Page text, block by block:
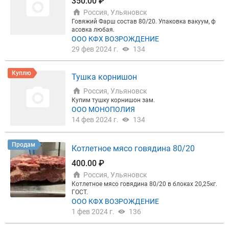
Россия, Ульяновск
Говяжий Фарш состав 80/20. Упаковка вакуум, ф
асовка любая.
ООО КФХ ВОЗРОЖДЕНИЕ
29 фев 2024 г.
134
Куплю Тушка корнишон
Россия, Ульяновск
Купим тушку корнишон зам.
ООО МОНОПОЛИЯ
14 фев 2024 г.
134
Продам
Котлетное мясо говядина 80/20
400.00 ₽
Россия, Ульяновск
Котлетное мясо говядина 80/20 в блоках 20,25кг.
ГОСТ.
ООО КФХ ВОЗРОЖДЕНИЕ
1 фев 2024 г.
136